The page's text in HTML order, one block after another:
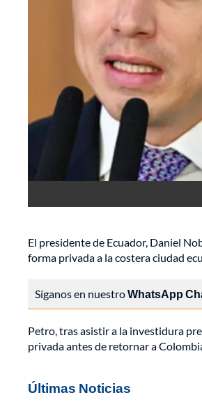
El presidente de Ecuador, Daniel
forma privada a la costera ciudad
Síganos en nuestroWhatsApp
Petro, tras asistir a la investidura
privada antes de retornar a
Últimas Noticias